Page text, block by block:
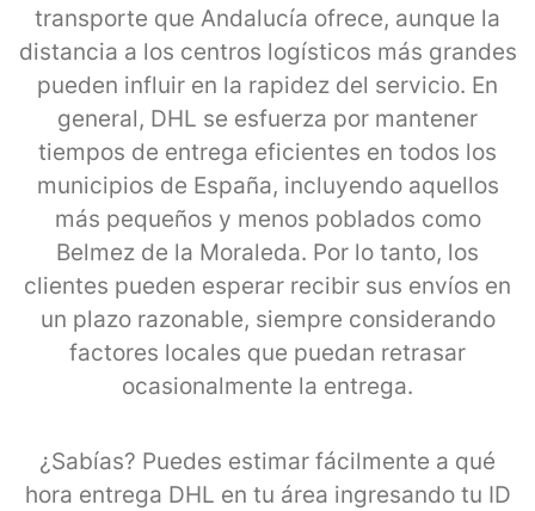
transporte que Andalucía ofrece, aunque la
distancia a los centros logísticos más grandes
pueden influir en la rapidez del servicio. En
general, DHL se esfuerza por mantener
tiempos de entrega eficientes en todos los
municipios de España, incluyendo aquellos
más pequeños y menos poblados como
Belmez de la Moraleda. Por lo tanto, los
clientes pueden esperar recibir sus envíos en
un plazo razonable, siempre considerando
factores locales que puedan retrasar
ocasionalmente la entrega.
¿Sabías? Puedes estimar fácilmente a qué
hora entrega DHL en tu área ingresando tu ID